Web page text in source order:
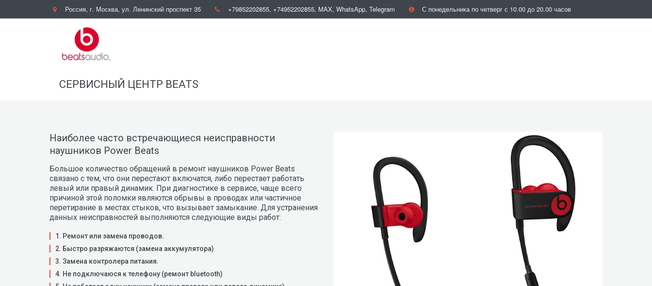
Россия, г. Москва, ул. Ленинский проспект 35 +79852202855, +74952202855, MAX, WhatsApp, Telegram С понедельника по четверг с 10.00 до 20.00 часов
СЕРВИСНЫЙ ЦЕНТР BEATS
Наиболее часто встречающиеся неисправности
наушников Power Beats
Большое количество обращений в ремонт наушников Power Beats
связано с тем, что они перестают включатся, либо перестает работать
левый или правый динамик. При диагностике в сервисе, чаще всего
причиной этой поломки являются обрывы в проводах или частичное
перетирание в местах стыков, что вызывает замыкание. Для устранения
данных неисправностей выполняются следующие виды работ:
1. Ремонт или замена проводов.
2. Быстро разряжаются (замена аккумулятора)
3. Замена контролера питания.
4. Не подключаюся к телефону (ремонт bluetooth)